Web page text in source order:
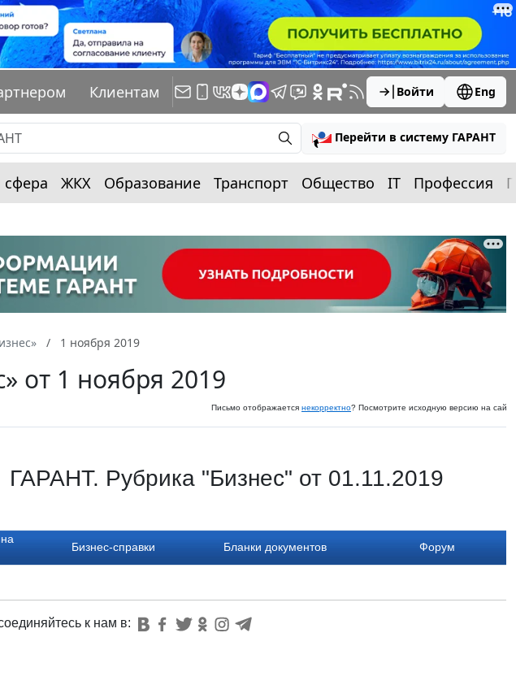
Клиентам Войти Eng
Перейти в систему ГАРАНТ
сфера ЖКХ Образование Транспорт Общество IT Профессия
1 ноября 2019
от 1 ноября 2019
Письмо отображается некорректно? Посмотрите исходную версию на
ГАРАНТ. Рубрика "Бизнес" от 01.11.2019
Бизнес-справки Бланки документов Форум
к нам в: